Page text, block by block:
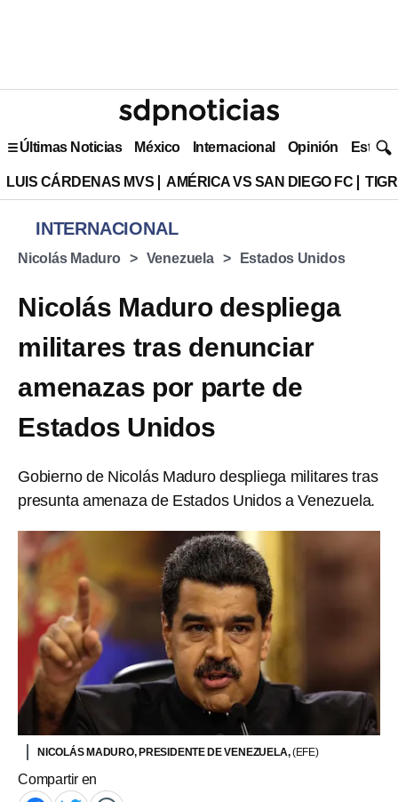
Últimas Noticias México Internacional Opinión Estilo
LUIS CÁRDENAS MVS AMÉRICA VS SAN DIEGO FC
INTERNACIONAL
Nicolás Maduro Venezuela Estados Unidos
Nicolás Maduro despliega
militares tras denunciar
amenazas por parte de
Estados Unidos
Gobierno de Nicolás Maduro despliega militares tras
presunta amenaza de Estados Unidos a Venezuela.
NICOLÁS MADURO, PRESIDENTE DE VENEZUELA,(EFE)
Compartir en